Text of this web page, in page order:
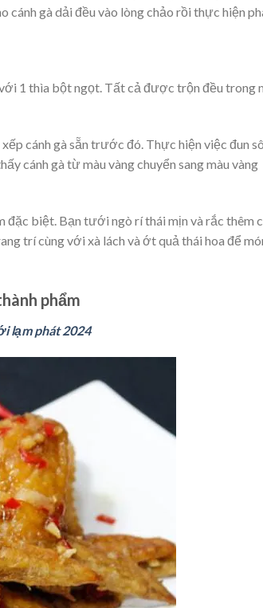
cánh gà dải đều vào lòng chảo rồi thực hiện
1 thìa bột ngọt. Tất cả được trộn đều trong
cánh gà sẵn trước đó. Thực hiện việc đun
cánh gà từ màu vàng chuyển sang màu vàng
biệt. Bạn tưới ngò rí thái mịn và rắc thêm
trí cùng với xà lách và ớt quả thái hoa để
phẩm
lạm phát 2024